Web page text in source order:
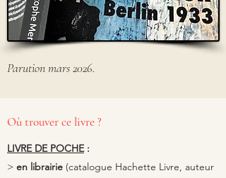
Parution mars 2026.
Où trouver ce livre ?
LIVRE DE POCHE:
> en librairie (catalogue Hachette Livre, auteur